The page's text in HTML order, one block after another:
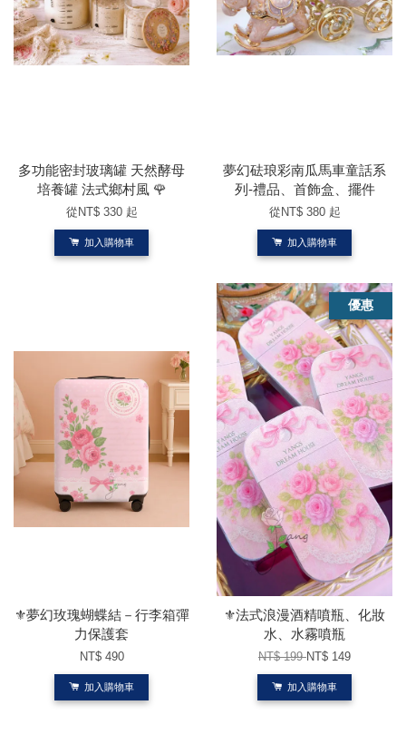
多功能密封玻璃罐 天然酵母
培養罐 法式鄉村風 🌹
從 NT$ 330 起
加入購物車
夢幻砝琅彩南瓜馬車童話系
列-禮品、首飾盒、擺件
從 NT$ 380 起
加入購物車
⚜️夢幻玫瑰蝴蝶結－行李箱彈
力保護套
NT$ 490
加入購物車
優惠
⚜️法式浪漫酒精噴瓶、化妝
水、水霧噴瓶
NT$ 199NT$ 149
加入購物車